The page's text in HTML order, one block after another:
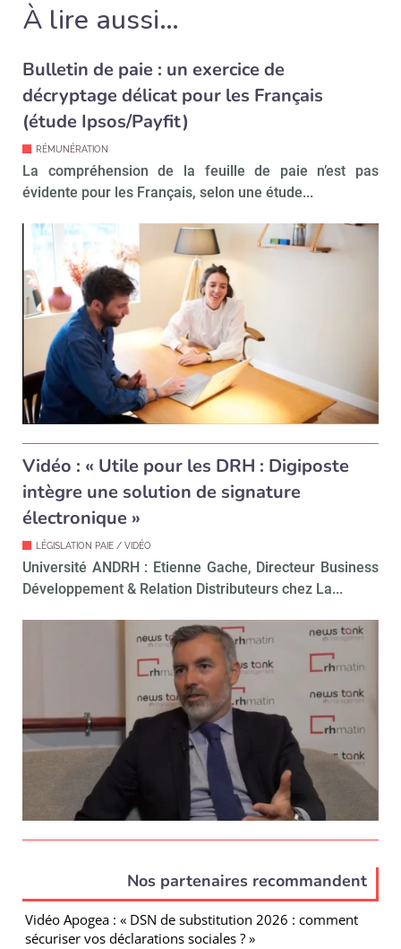
À lire aussi…
Bulletin de paie : un exercice de
décryptage délicat pour les Français
(étude Ipsos/Payfit)
RÉMUNÉRATION
La compréhension de la feuille de paie n’est pas
évidente pour les Français, selon une étude...
Vidéo : « Utile pour les DRH : Digiposte
intègre une solution de signature
électronique »
LÉGISLATION PAIE / VIDÉO
Université ANDRH : Etienne Gache, Directeur Business
Développement & Relation Distributeurs chez La...
Nos partenaires recommandent
Vidéo Apogea : « DSN de substitution 2026 : comment
sécuriser vos déclarations sociales ? »